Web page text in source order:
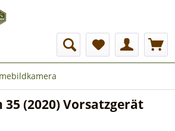
(2020) Vorsatzgerät